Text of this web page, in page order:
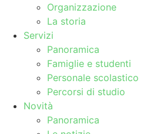
Organizzazione
La storia
Servizi
Panoramica
Famiglie e studenti
Personale scolastico
Percorsi di studio
Novità
Panoramica